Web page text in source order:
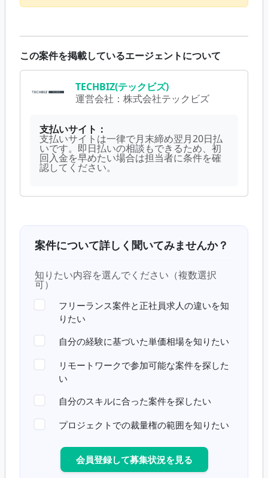
この案件を掲載しているエージェントについて
TECHBIZ(テックビズ)
運営会社： 株式会社テックビズ
支払いサイト：
支払いサイトは一律で月末締め翌月20日払
いです。即日払いの相談もできるため、初
回入金を早めたい場合は担当者に条件を確
認してください。
案件について詳しく聞いてみませんか？
知りたい内容を選んでください（複数選択
可）
フリーランス案件と正社員求人の違いを知
りたい
自分の経験に基づいた単価相場を知りたい
リモートワークで参加可能な案件を探した
い
自分のスキルに合った案件を探したい
プロジェクトでの裁量権の範囲を知りたい
会員登録して募集状況を見る